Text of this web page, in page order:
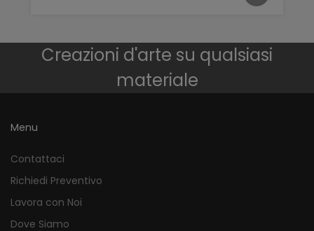
Creazioni d'arte su qualsiasi
materiale
Menu
Contattaci
Richiedi Preventivo
Lavora con Noi
Dove Siamo